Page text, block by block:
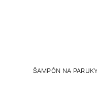
ŠAMPÓN NA